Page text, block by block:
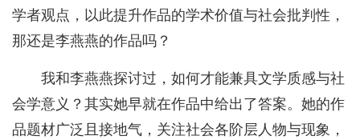
学者观点，以此提升作品的学术价值与社会批判性，
那还是李燕燕的作品吗？
我和李燕燕探讨过，如何才能兼具文学质感与社
会学意义？其实她早就在作品中给出了答案。她的作
品题材广泛且接地气，关注社会各阶层人物与现象，